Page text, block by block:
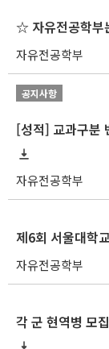
자유전공학부
공지사항
[성적] 교과구분
자유전공학부
제6회 서울대학
자유전공학부
각 군 현역병 모